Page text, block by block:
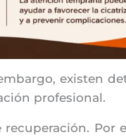
existen
profesional.
Por